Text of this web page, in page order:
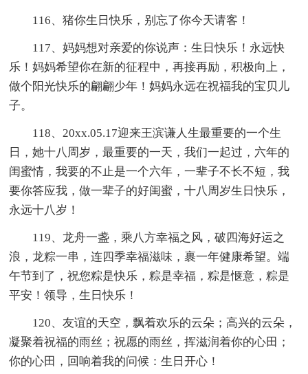
116、猪你生日快乐，别忘了你今天请客！
117、妈妈想对亲爱的你说声：生日快乐！永远快
乐！妈妈希望你在新的征程中，再接再励，积极向上，
做个阳光快乐的翩翩少年！妈妈永远在祝福我的宝贝儿
子。
118、20xx.05.17迎来王滨谦人生最重要的一个生
日，她十八周岁，最重要的一天，我们一起过，六年的
闺蜜情，我要的不止是一个六年，一辈子不长不短，我
要你答应我，做一辈子的好闺蜜，十八周岁生日快乐，
永远十八岁！
119、龙舟一盏，乘八方幸福之风，破四海好运之
浪，龙粽一串，连四季幸福滋味，裹一年健康希望。端
午节到了，祝您粽是快乐，粽是幸福，粽是惬意，粽是
平安！领导，生日快乐！
120、友谊的天空，飘着欢乐的云朵；高兴的云朵，
凝聚着祝福的雨丝；祝愿的雨丝，挥滋润着你的心田；
你的心田，回响着我的问候：生日开心！